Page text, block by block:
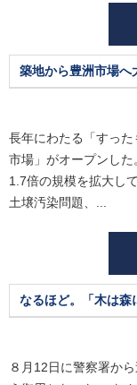
築地から豊洲市場へ
長年にわたる「すっ
市場」がオープンした
1.7倍の規模を拡大し
土壌汚染問題、...
なるほど。「木は森
８月12日に警察署か